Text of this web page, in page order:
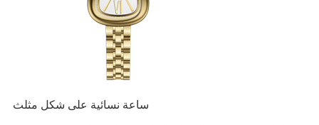
ساعة نسائية على شكل مثلث